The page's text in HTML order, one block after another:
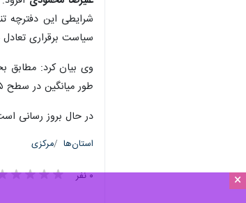
×
شرایطی این دفترچه
سیاست برقراری
طور میانگین در سطح ۳۵ درصد تثبیت شد.
در حال بروز رسانی
استان‌ها مرکزی
۰ نفر